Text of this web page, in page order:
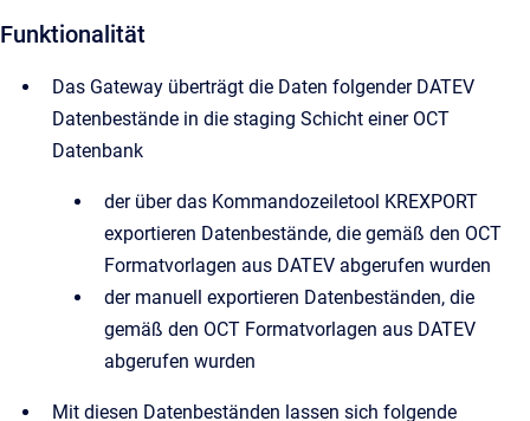
Funktionalität
Das Gateway überträgt die Daten folgender DATEV
Datenbestände in die staging Schicht einer OCT
Datenbank
der über das Kommandozeiletool KREXPORT
exportieren Datenbestände, die gemäß den OCT
Formatvorlagen aus DATEV abgerufen wurden
der manuell exportieren Datenbeständen, die
gemäß den OCT Formatvorlagen aus DATEV
abgerufen wurden
Mit diesen Datenbeständen lassen sich folgende